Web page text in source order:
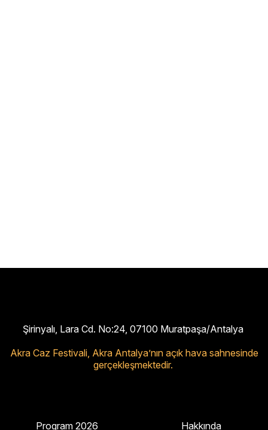
Şirinyalı, Lara Cd. No:24, 07100 Muratpaşa/Antalya
Akra Caz Festivali, Akra Antalya’nın açık hava sahnesinde
gerçekleşmektedir.
Program 2026
Hakkında